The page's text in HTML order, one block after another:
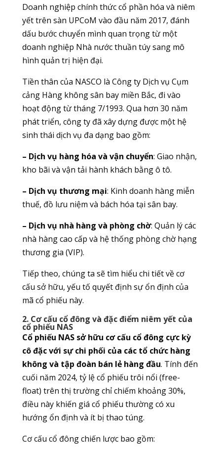
Doanh nghiệp chính thức cổ phần hóa và niêm
yết trên sàn UPCoM vào đầu năm 2017, đánh
dấu bước chuyển mình quan trọng từ một
doanh nghiệp Nhà nước thuần túy sang mô
hình quản trị hiện đại.
Tiền thân của NASCO là Công ty Dịch vụ Cụm
cảng Hàng không sân bay miền Bắc, đi vào
hoạt động từ tháng 7/1993. Qua hơn 30 năm
phát triển, công ty đã xây dựng được một hệ
sinh thái dịch vụ đa dạng bao gồm:
– Dịch vụ hàng hóa và vận chuyển: Giao nhận,
kho bãi và vận tải hành khách bằng ô tô.
– Dịch vụ thương mại: Kinh doanh hàng miễn
thuế, đồ lưu niệm và bách hóa tại sân bay.
– Dịch vụ nhà hàng và phòng chờ: Quản lý các
nhà hàng cao cấp và hệ thống phòng chờ hạng
thương gia (VIP).
Tiếp theo, chúng ta sẽ tìm hiểu chi tiết về cơ
cấu sở hữu, yếu tố quyết định sự ổn định của
mã cổ phiếu này.
2. Cơ cấu cổ đông và đặc điểm niêm yết của
cổ phiếu NAS
Cổ phiếu NAS sở hữu cơ cấu cổ đông cực kỳ
cô đặc với sự chi phối của các tổ chức hàng
không và tập đoàn bán lẻ hàng đầu. Tính đến
cuối năm 2024, tỷ lệ cổ phiếu trôi nổi (free-
float) trên thị trường chỉ chiếm khoảng 30%,
điều này khiến giá cổ phiếu thường có xu
hướng ổn định và ít bị thao túng.
Cơ cấu cổ đông chiến lược bao gồm: